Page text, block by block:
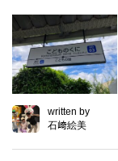
written by
石﨑絵美